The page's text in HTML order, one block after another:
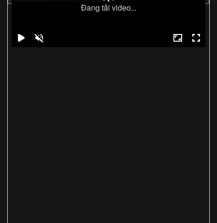
Đang tải video...